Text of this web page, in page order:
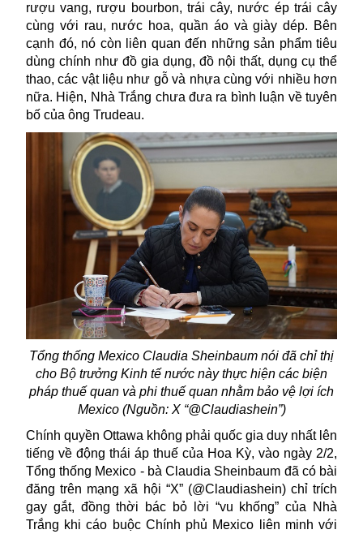
rượu vang, rượu bourbon, trái cây, nước ép trái cây
cùng với rau, nước hoa, quần áo và giày dép. Bên
cạnh đó, nó còn liên quan đến những sản phẩm tiêu
dùng chính như đồ gia dụng, đồ nội thất, dụng cụ thể
thao, các vật liệu như gỗ và nhựa cùng với nhiều hơn
nữa. Hiện, Nhà Trắng chưa đưa ra bình luận về tuyên
bố của ông Trudeau.
Tổng thống Mexico Claudia Sheinbaum nói đã chỉ thị
cho Bộ trưởng Kinh tế nước này thực hiện các biện
pháp thuế quan và phi thuế quan nhằm bảo vệ lợi ích
Mexico (Nguồn: X “@Claudiashein”)
Chính quyền Ottawa không phải quốc gia duy nhất lên
tiếng về động thái áp thuế của Hoa Kỳ, vào ngày 2/2,
Tổng thống Mexico - bà Claudia Sheinbaum đã có bài
đăng trên mạng xã hội “X” (@Claudiashein) chỉ trích
gay gắt, đồng thời bác bỏ lời “vu khống” của Nhà
Trắng khi cáo buộc Chính phủ Mexico liên minh với